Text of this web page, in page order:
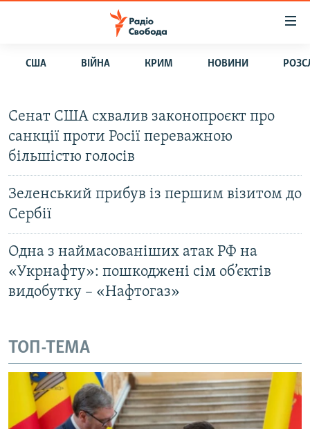
матеріалу
Перейти
до
основної
навігації
Перейти
до
СТАТТІ
ПОЛІТИКА
ЕКОНОМІКА
СУСПІЛЬСТВО
КУЛЬТУРА
СПОРТ
УКРАЇНА
СВІТ
ВІЙНА
РОСІЙСЬКА «ФІЛЬТРАЦІЯ»
ДОНБАС.РЕАЛІЇ
КРИМ.РЕАЛІЇ
ТИ ЯК?
СХЕМИ
КИТАЙ.ВИКЛИКИ
ФОТО
СПЕЦПРОЄКТИ
ПОДКАСТИ
США ВІЙНА КРИМ НОВИНИ
Cенат США схвалив законопроєкт про
санкції проти Росії переважною
більшістю голосів
Зеленський прибув із першим візитом до
Сербії
Одна з наймасованіших атак РФ на
«Укрнафту»: пошкоджені сім об’єктів
видобутку – «Нафтогаз»
ТОП-ТЕМА